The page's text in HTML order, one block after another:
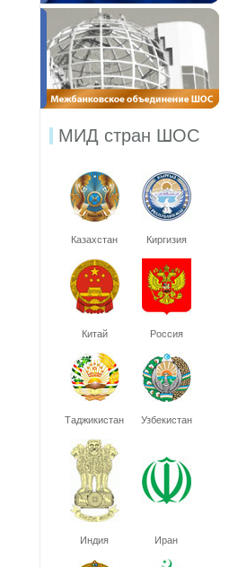
МИД стран ШОС
Казахстан Киргизия
Китай Россия
Таджикистан Узбекистан
Индия Иран